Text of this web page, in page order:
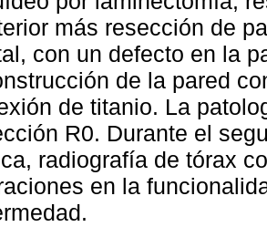
más resección de
con un defecto en la
de la pared
de titanio. La
R0. Durante el
radiografía de tórax
en la